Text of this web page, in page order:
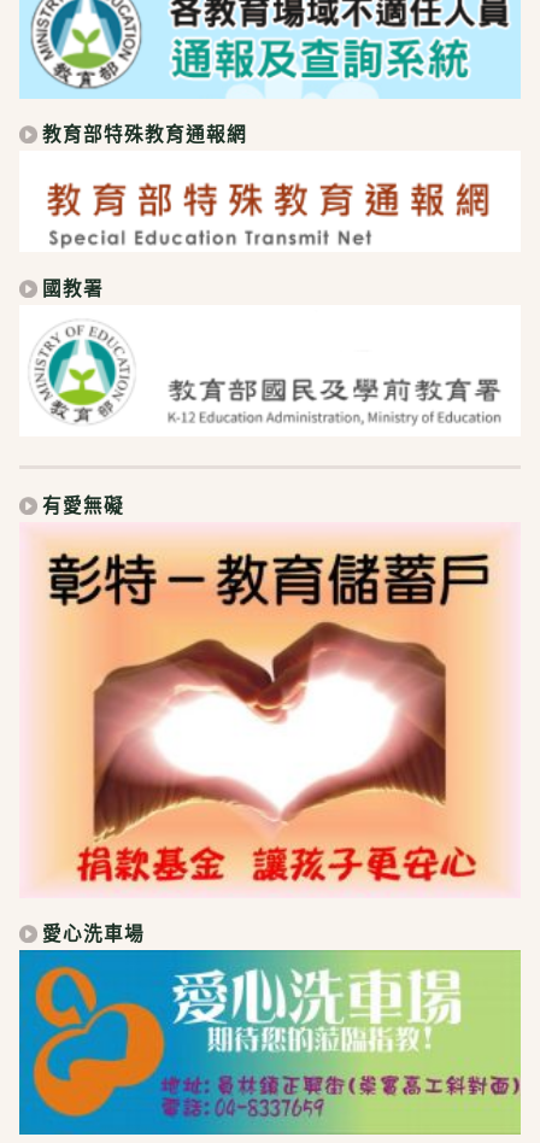
教育部特殊教育通報網
國教署
有愛無礙
愛心洗車場